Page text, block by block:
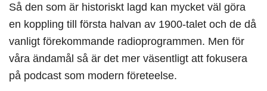
Så den som är historiskt lagd kan mycket väl göra
en koppling till första halvan av 1900-talet och de då
vanligt förekommande radioprogrammen. Men för
våra ändamål så är det mer väsentligt att fokusera
på podcast som modern företeelse.